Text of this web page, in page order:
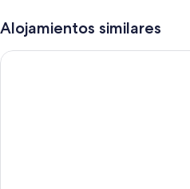
Alojamientos similares
Club Jandía Princess - All Inclusive